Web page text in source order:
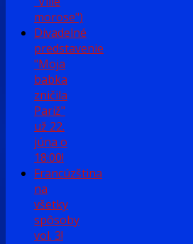
morose")
Divadelné
predstavenie
"Moja
babka
zničila
Pariž"
už 22.
júna o
18:00!
Francúzština
na
všetky
spôsoby
vol. 3!